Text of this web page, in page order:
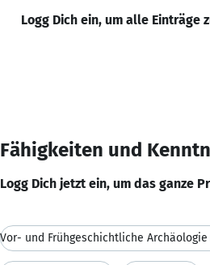
Logg Dich ein, um alle Einträge
Fähigkeiten und
Logg Dich jetzt ein, um das ganze
Vor- und Frühgeschichtliche